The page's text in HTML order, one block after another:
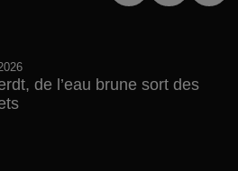
de l’eau brune sort des